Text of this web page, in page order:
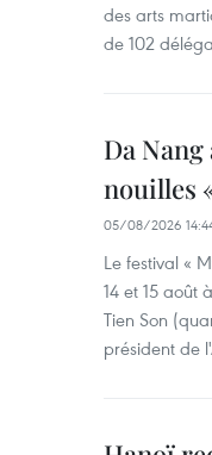
des arts
de 102
Da
nouilles
05/08/2026
Le festival «
14 et 15 août
Tien Son
président de